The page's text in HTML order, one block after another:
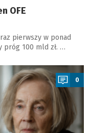
OFE
pierwszy w ponad
próg 100 mld zł. …
0